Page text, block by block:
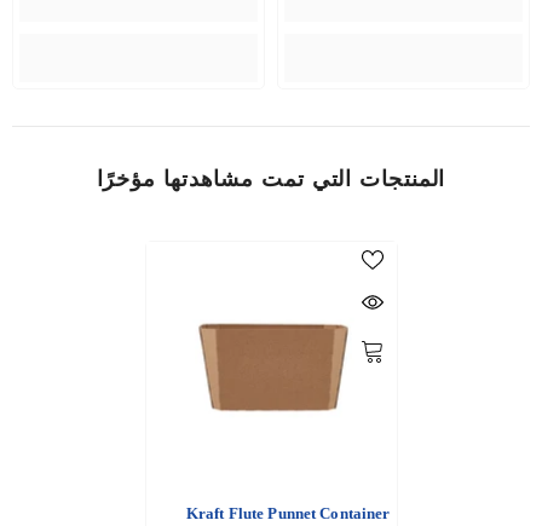
المنتجات التي تمت مشاهدتها مؤخرًا
Kraft Flute Punnet Container